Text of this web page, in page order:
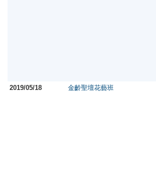
2019/05/18
金齡聖壇花藝班